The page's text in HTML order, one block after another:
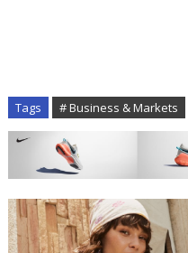
Tags # Business & Markets